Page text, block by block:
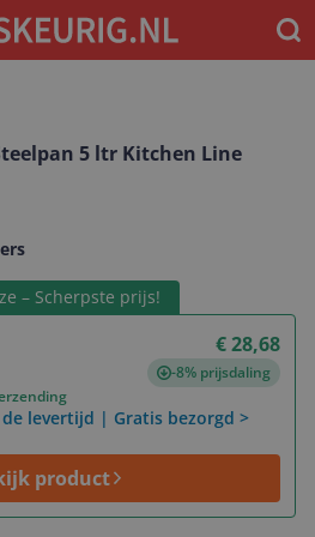
5 ltr Kitchen Line
– Scherpste prijs!
€ 28,68
-8% prijsdaling
levertijd | Gratis bezorgd >
product